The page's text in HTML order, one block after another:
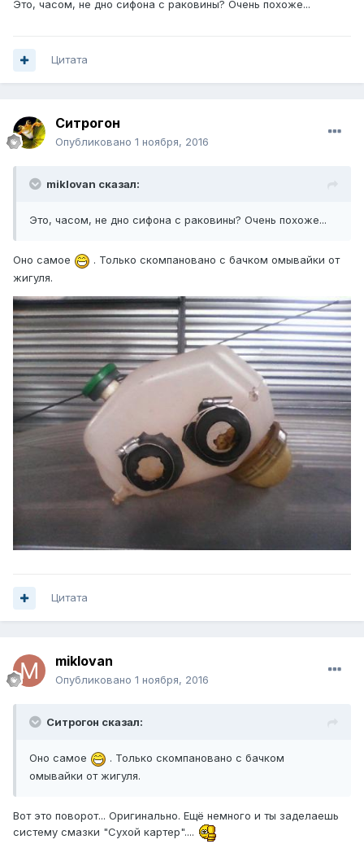
Это, часом, не дно сифона с раковины? Очень похоже...
Цитата
Ситрогон
Опубликовано 1 ноября, 2016
miklovan сказал:
Это, часом, не дно сифона с раковины? Очень похоже...
Оно самое
. Только скомпановано с бачком омывайки от
жигуля.
Цитата
miklovan
Опубликовано 1 ноября, 2016
Ситрогон сказал:
Оно самое
. Только скомпановано с бачком
омывайки от жигуля.
Вот это поворот... Оригинально. Ещё немного и ты заделаешь
систему смазки "Сухой картер"....